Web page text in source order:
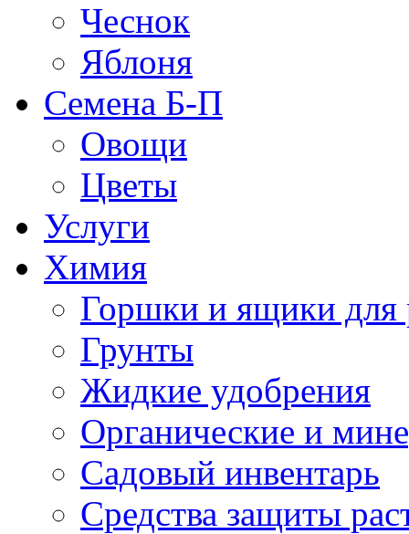
Чеснок
Яблоня
Семена Б-П
Овощи
Цветы
Услуги
Химия
Горшки и ящики для
Грунты
Жидкие удобрения
Органические и
Садовый инвентарь
Средства защиты